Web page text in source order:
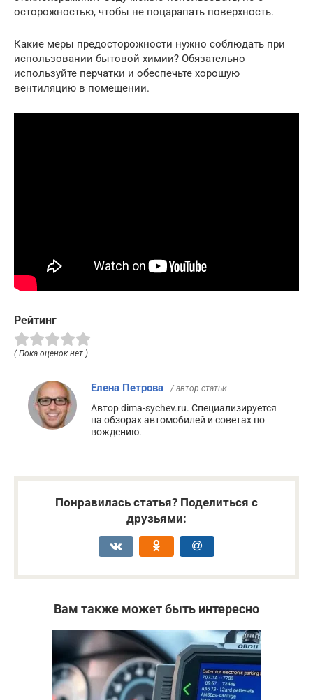
осторожностью, чтобы не поцарапать поверхность.
Какие меры предосторожности нужно соблюдать при
использовании бытовой химии? Обязательно
используйте перчатки и обеспечьте хорошую
вентиляцию в помещении.
Рейтинг
( Пока оценок нет )
Елена Петрова / автор статьи
Автор dima-sychev.ru. Специализируется
на обзорах автомобилей и советах по
вождению.
Понравилась статья? Поделиться с
друзьями:
Вам также может быть интересно